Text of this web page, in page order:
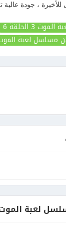
، جودة عالية تغطية
3 الحلقة 6
مسلسل لعبة الموت
لعبة الموت